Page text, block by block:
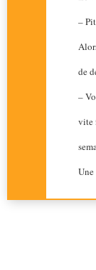
–
de
–
vite